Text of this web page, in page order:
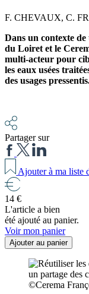
F. CHEVAUX, C.
Dans un contexte
du Loiret et le
multi-acteur pour
les eaux usées
des usages
Partager sur
Ajouter à ma liste
14 €
L'article a bien
été ajouté au panier.
Voir mon panier
Ajouter au panier
©Cerema